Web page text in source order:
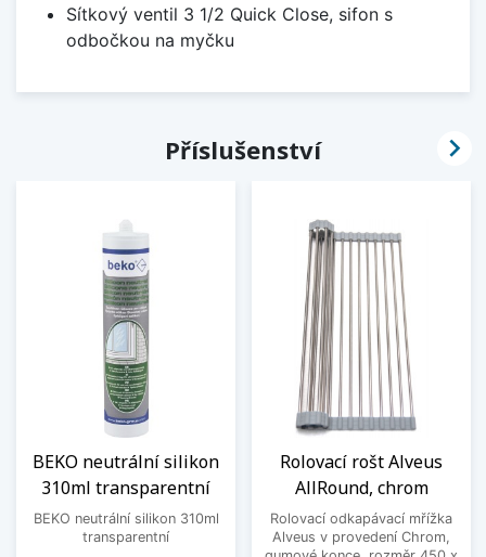
Sítkový ventil 3 1/2 Quick Close, sifon s
odbočkou na myčku
Příslušenství
BEKO neutrální silikon
310ml transparentní
BEKO neutrální silikon 310ml
transparentní
Rolovací rošt Alveus
AllRound, chrom
Rolovací odkapávací mřížka
Alveus v provedení Chrom,
